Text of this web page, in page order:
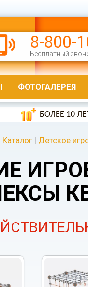
8-800-
Бесплатный
ФОТОГАЛЕРЕЯ
БОЛЕЕ 10
Каталог | Детское